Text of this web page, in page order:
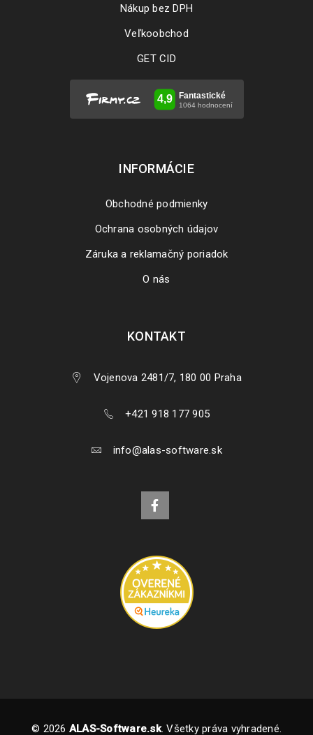
Nákup bez DPH
Veľkoobchod
GET CID
INFORMÁCIE
Obchodné podmienky
Ochrana osobných údajov
Záruka a reklamačný poriadok
O nás
KONTAKT
Vojenova 2481/7, 180 00 Praha
+421 918 177 905
info@alas-software.sk
© 2026 ALAS-Software.sk. Všetky práva vyhradené.